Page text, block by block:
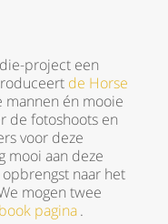
project een
de Horse
mannen én mooie
de fotoshoots en
voor deze
mooi aan deze
naar het
mogen twee
pagina.